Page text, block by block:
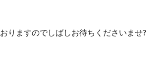
りますのでしばしお待ちくださいませ?